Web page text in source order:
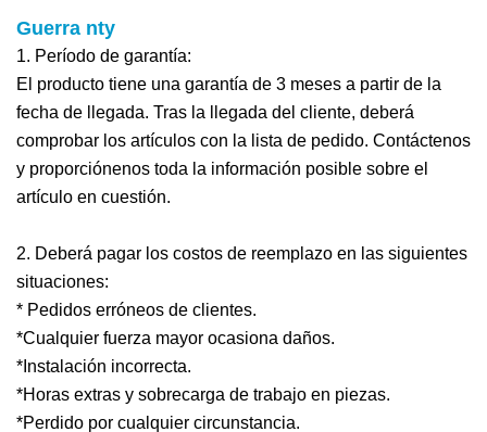
Guerra nty
1. Período de garantía:
El producto tiene una garantía de 3 meses a partir de la
fecha de llegada. Tras la llegada del cliente, deberá
comprobar los artículos con la lista de pedido. Contáctenos
y proporciónenos toda la información posible sobre el
artículo en cuestión.
2. Deberá pagar los costos de reemplazo en las siguientes
situaciones:
* Pedidos erróneos de clientes.
*Cualquier fuerza mayor ocasiona daños.
*Instalación incorrecta.
*Horas extras y sobrecarga de trabajo en piezas.
*Perdido por cualquier circunstancia.